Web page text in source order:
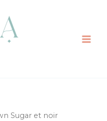
Sugar et noir